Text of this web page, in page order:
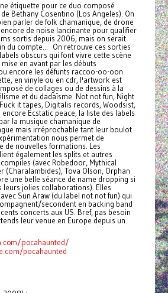
étiquette pour ce duo composé
Bethany Cosentino (Los Angeles). On
parler de folk chamanique, de drone
de noise lancinante pour qualifier
sortis depuis 2006, mais on serait
du compte... On retrouve ces sorties
obscurs qui font vivre cette scène
en avant par les débuts
encore les défunts raccoo-oo-oon.
en vinyle ou en cdr, l'artwork est
de collages ou de dessins à la
et du dadaïsme. Not not fun, Night
it tapes, Digitalis records, Woodsist,
Ecstatic peace, la liste des labels
la musique chamanique de
mais irréprochable tant leur boulot
nous permet de
de nouvelles formations. Les
également les splits et autres
(avec Robedoor, Mythical
(Charalambides), Tova Olson, Orphan
une belle séance de name dropping si
leurs jolies collaborations). Elles
Sun Araw (du label not not fun) qui
secondent en backing band
concerts aux US. Bref, pas besoin
leur venue en Europe depuis un
pocahaunted/
pocahaunted